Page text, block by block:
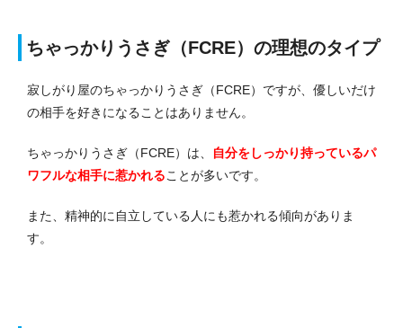
ちゃっかりうさぎ（FCRE）の理想のタイプ
寂しがり屋のちゃっかりうさぎ（FCRE）ですが、優しいだけ
の相手を好きになることはありません。
ちゃっかりうさぎ（FCRE）は、
自分をしっかり持っているパ
ワフルな相手に惹かれることが多いです。
また、精神的に自立している人にも惹かれる傾向がありま
す。